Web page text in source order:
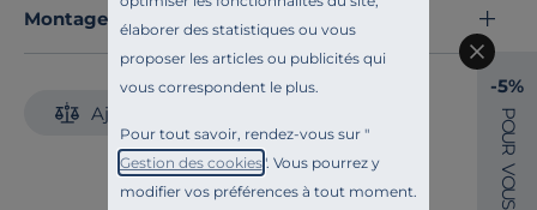
élaborer des statistiques ou vous
proposer les articles ou publicités qui
vous correspondent le plus.
Pour tout savoir, rendez-vous sur "
Gestion des cookies". Vous pourrez y
modifier vos préférences à tout moment.
tandis que ses anses ergonomiques garantissent une
sécurité totale. Disponible en plusieurs tailles pour
s'adapter à toutes vos envies. Ne choisissez plus entre
design et performance : équipez-vous dès maintenant
pour une vie de gourmandise.
Découvrez toute notre sélection :Marmites et faitouts
Montage et conseils d'entretien
Ajouter au comparateur
-5%
P
O
U
R
V
O
U
S